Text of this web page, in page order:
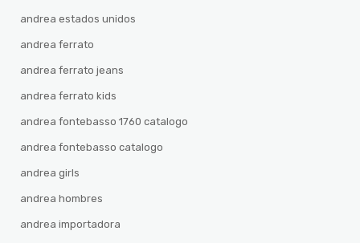
andrea estados unidos
andrea ferrato
andrea ferrato jeans
andrea ferrato kids
andrea fontebasso 1760 catalogo
andrea fontebasso catalogo
andrea girls
andrea hombres
andrea importadora